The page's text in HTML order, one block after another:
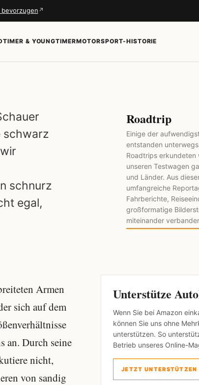
↗
& YOUNGTIMERMOTORSPORT-HISTORIE
schwarz
schnurz
egal,
Roadtrip
Einige der
entstanden
Roadtrips erkundeten
unseren Testwagen
und Länder. Aus
umfangreiche
Fahrberichte,
großformatige
miteinander
Armen
sich auf dem
an. Durch seine
nicht,
von sandig
Unterstütze
Wenn Sie bei Amazon
können Sie uns ohne
unterstützen. So
Betrieb unseres Online-
JETZT UNTERSTÜTZEN